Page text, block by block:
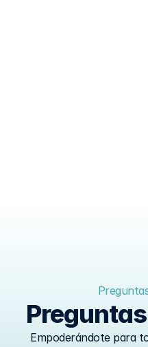
Empoderándote para